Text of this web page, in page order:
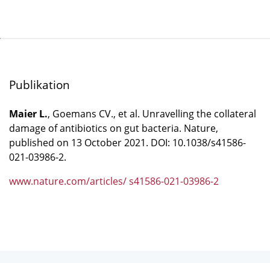
Publikation
Maier L., Goemans CV., et al. Unravelling the collateral
damage of antibiotics on gut bacteria. Nature,
published on 13 October 2021. DOI: 10.1038/s41586-
021-03986-2.
www.nature.com/articles/ s41586-021-03986-2